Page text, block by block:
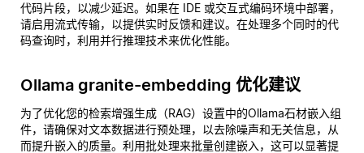
代码片段，以减少延迟。如果在 IDE 或交互式编码环境中部署，
请启用流式传输，以提供实时反馈和建议。在处理多个同时的代
码查询时，利用并行推理技术来优化性能。
Ollama granite-embedding 优化建议
为了优化您的检索增强生成（RAG）设置中的Ollama石材嵌入组
件，请确保对文本数据进行预处理，以去除噪声和无关信息，从
而提升嵌入的质量。利用批处理来批量创建嵌入，这可以显著提